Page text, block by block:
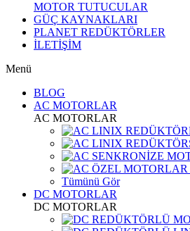
MOTOR TUTUCULAR
GÜÇ KAYNAKLARI
PLANET REDÜKTÖRLER
İLETİŞİM
Menü
BLOG
AC MOTORLAR
AC MOTORLAR
Tümünü Gör
DC MOTORLAR
DC MOTORLAR